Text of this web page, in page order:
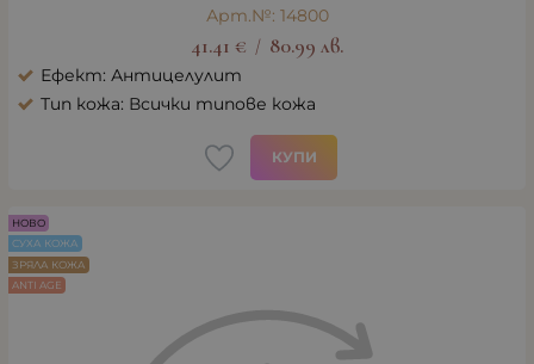
Арт.№: 14800
41.41 € / 80.99 лв.
Ефект: Антицелулит
Тип кожа: Всички типове кожа
КУПИ
НОВО
СУХА КОЖА
ЗРЯЛА КОЖА
ANTI AGE